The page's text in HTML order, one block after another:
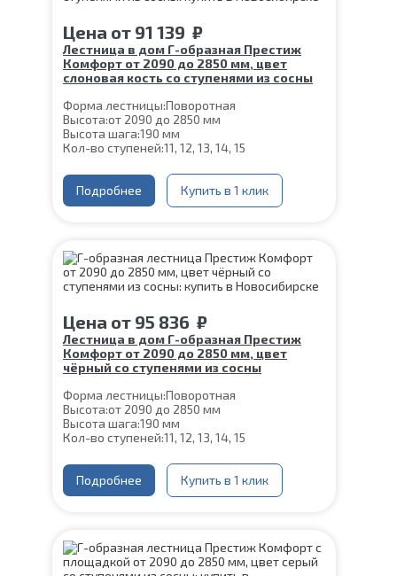
Цена от 91 139 ₽
Лестница в дом Г-образная Престиж
Комфорт от 2090 до 2850 мм, цвет
слоновая кость со ступенями из сосны
Форма лестницы:Поворотная
Высота:от 2090 до 2850 мм
Высота шага:190 мм
Кол-во ступеней:11, 12, 13, 14, 15
Глубина ступени:
300 мм
Ширина марша:
900 мм
Материал каркаса:Сталь
Угол наклона: 39°
Срок гарантии (на металлокаркас):25 лет
Подробнее Купить в 1 клик
Цена от 95 836 ₽
Лестница в дом Г-образная Престиж
Комфорт от 2090 до 2850 мм, цвет
чёрный со ступенями из сосны
Форма лестницы:Поворотная
Высота:от 2090 до 2850 мм
Высота шага:190 мм
Кол-во ступеней:11, 12, 13, 14, 15
Глубина ступени:
300 мм
Ширина марша:
900 мм
Материал каркаса:Сталь
Угол наклона: 39°
Срок гарантии (на металлокаркас):25 лет
Подробнее Купить в 1 клик